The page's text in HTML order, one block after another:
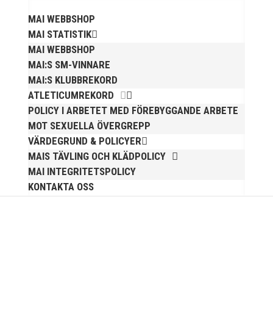
MAI WEBBSHOP
MAI STATISTIK
MAI WEBBSHOP
MAI:S SM-VINNARE
MAI:S KLUBBREKORD
ATLETICUMREKORD
POLICY I ARBETET MED FÖREBYGGANDE ARBETE
MOT SEXUELLA ÖVERGREPP
VÄRDEGRUND & POLICYER
MAIS TÄVLING OCH KLÄDPOLICY
MAI INTEGRITETSPOLICY
KONTAKTA OSS
För mig har Lasse betytt oerhört mycket på flera
plan. På 80- och 90-talet, då jag själv var aktiv, var
han för mig en handlingskraftig ledare som alltid var
på plats och igång med en mängd olika projekt. Med
sin parhäst och nära vän, Bengt Bendéus,...